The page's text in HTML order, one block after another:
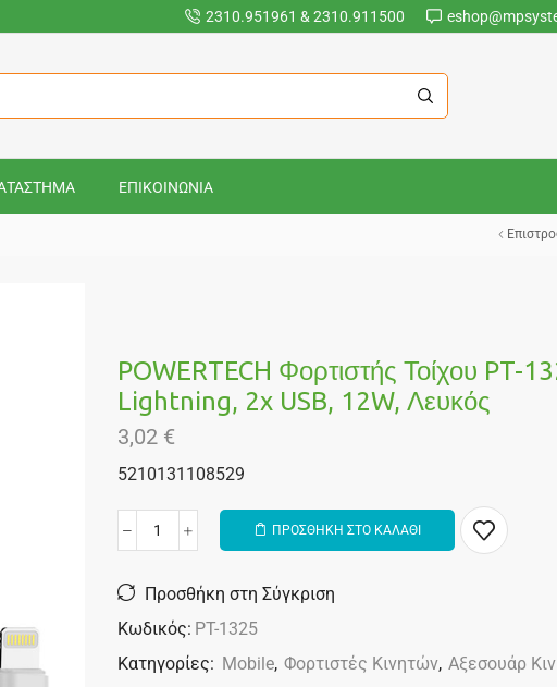
2310.951961 & 2310.911500
ΕΠΙΚΟΙΝΩΝΙΑ
POWERTECH Φορτιστής Τοίχου PT-
Lightning, 2x USB, 12W, Λευκός
3,02 €
5210131108529
ΠΡΟΣΘΗΚΗ ΣΤΟ ΚΑΛΑΘΙ
Alternative:
Προσθήκη στη Σύγκριση
Κωδικός: PT-1325
Κατηγορίες: Mobile, Φορτιστές Κινητών, Αξεσουάρ